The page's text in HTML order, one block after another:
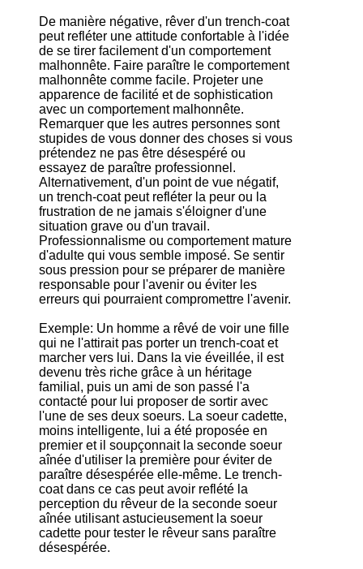
De manière négative, rêver d'un trench-coat
peut refléter une attitude confortable à l'idée
de se tirer facilement d'un comportement
malhonnête. Faire paraître le comportement
malhonnête comme facile. Projeter une
apparence de facilité et de sophistication
avec un comportement malhonnête.
Remarquer que les autres personnes sont
stupides de vous donner des choses si vous
prétendez ne pas être désespéré ou
essayez de paraître professionnel.
Alternativement, d'un point de vue négatif,
un trench-coat peut refléter la peur ou la
frustration de ne jamais s'éloigner d'une
situation grave ou d'un travail.
Professionnalisme ou comportement mature
d'adulte qui vous semble imposé. Se sentir
sous pression pour se préparer de manière
responsable pour l'avenir ou éviter les
erreurs qui pourraient compromettre l'avenir.
Exemple: Un homme a rêvé de voir une fille
qui ne l'attirait pas porter un trench-coat et
marcher vers lui. Dans la vie éveillée, il est
devenu très riche grâce à un héritage
familial, puis un ami de son passé l'a
contacté pour lui proposer de sortir avec
l'une de ses deux soeurs. La soeur cadette,
moins intelligente, lui a été proposée en
premier et il soupçonnait la seconde soeur
aînée d'utiliser la première pour éviter de
paraître désespérée elle-même. Le trench-
coat dans ce cas peut avoir reflété la
perception du rêveur de la seconde soeur
aînée utilisant astucieusement la soeur
cadette pour tester le rêveur sans paraître
désespérée.